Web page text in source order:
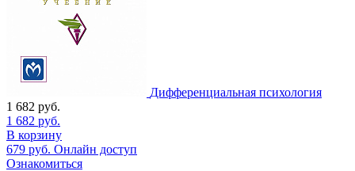
Дифференциальная психология
1 682 руб.
1 682 руб.
В корзину
679 руб. Онлайн доступ
Ознакомиться